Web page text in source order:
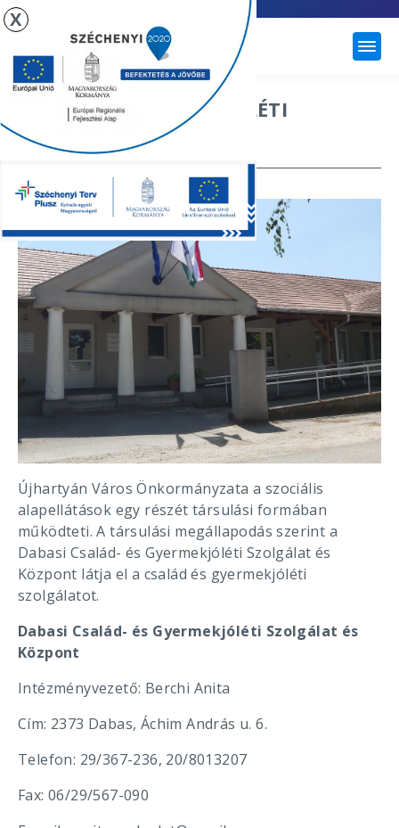
ÚJHARTYÁN
CSALÁD ÉS GYERMEKJÓLÉTI
SZOLGÁLAT
Újhartyán Város Önkormányzata a szociális
alapellátások egy részét társulási formában
működteti. A társulási megállapodás szerint a
Dabasi Család- és Gyermekjóléti Szolgálat és
Központ látja el a család és gyermekjóléti
szolgálatot.
Dabasi Család- és Gyermekjóléti Szolgálat és
Központ
Intézményvezető: Berchi Anita
Cím: 2373 Dabas, Áchim András u. 6.
Telefon: 29/367-236, 20/8013207
Fax: 06/29/567-090
X